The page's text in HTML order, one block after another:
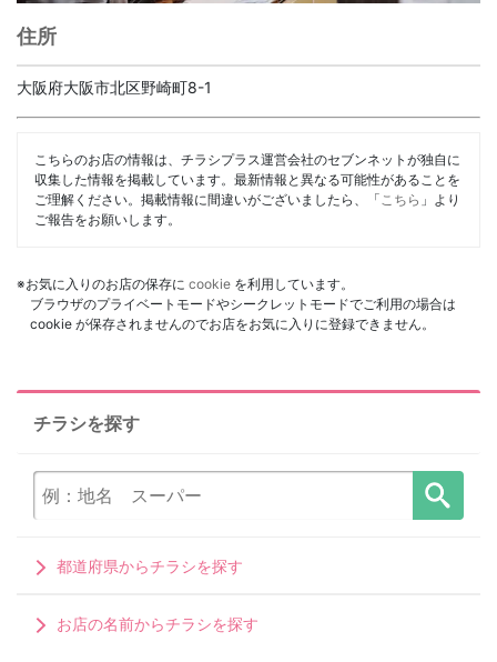
住所
大阪府大阪市北区野崎町8-1
こちらのお店の情報は、チラシプラス運営会社のセブンネットが独自に
収集した情報を掲載しています。最新情報と異なる可能性があることを
ご理解ください。掲載情報に間違いがございましたら、「 こちら 」より
ご報告をお願いします。
※お気に入りのお店の保存に cookie を利用しています。
ブラウザのプライベートモードやシークレットモードでご利用の場合は
cookie が保存されませんのでお店をお気に入りに登録できません。
チラシを探す
都道府県からチラシを探す
お店の名前からチラシを探す